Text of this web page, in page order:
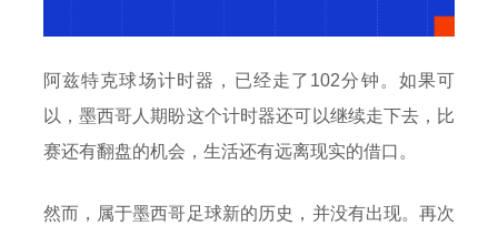
阿兹特克球场计时器，已经走了102分钟。如果可
以，墨西哥人期盼这个计时器还可以继续走下去，比
赛还有翻盘的机会，生活还有远离现实的借口。
然而，属于墨西哥足球新的历史，并没有出现。再次